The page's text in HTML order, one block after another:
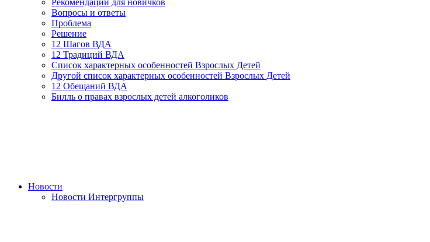
Рекомендации для новичков
Вопросы и ответы
Проблема
Решение
12 Шагов ВДА
12 Традиций ВДА
Список характерных особенностей Взрослых Детей
Другой список характерных особенностей Взрослых Детей
12 Обещаний ВДА
Билль о правах взрослых детей алкоголиков
Новости
Новости Интергруппы